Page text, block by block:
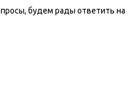
будем рады ответить на